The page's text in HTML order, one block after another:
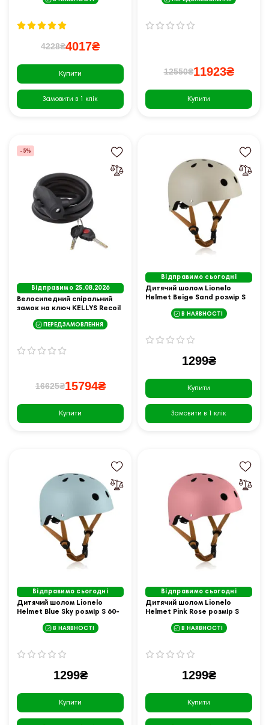
4228₴4017₴
Купити
Замовити в 1 клік
12550₴11923₴
Купити
-5%
Відправимо 25.08.2026
Велосипедний спіральний
замок на ключ KELLYS Recoil
чорний ПЕРЕДЗАМОВЛЕННЯ
16625₴15794₴
Купити
Відправимо сьогодні
Дитячий шолом Lionelo
Helmet Beige Sand розмір S
В НАЯВНОСТІ
1299₴
Купити
Замовити в 1 клік
Відправимо сьогодні
Дитячий шолом Lionelo
Helmet Blue Sky розмір S 60-
56 см, блакитний
В НАЯВНОСТІ
1299₴
Купити
Відправимо сьогодні
Дитячий шолом Lionelo
Helmet Pink Rose розмір S
50-56 см, рожевий
В НАЯВНОСТІ
1299₴
Купити